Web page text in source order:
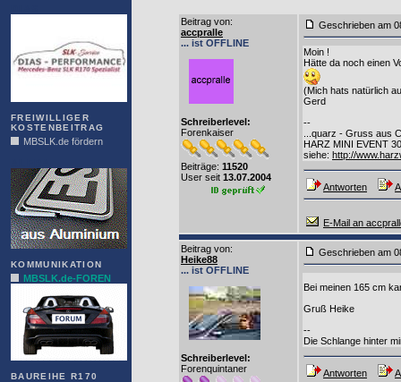
FREIWILLIGER
KOSTENBEITRAG
MBSLK.de fördern
KOMMUNIKATION
MBSLK.de-FOREN
BAUREIHE R170
Beitrag von:
accpralle
... ist OFFLINE
Schreiberlevel:
Forenkaiser
Beiträge: 11520
User seit 13.07.2004
Geschrieben am
Moin !
Hätte da noch einen
(Mich hats natürlich
Gerd
--
...quarz - Gruss aus
HARZ MINI EVENT
siehe: http://
Antworten
E-Mail an
Beitrag von:
Heike88
... ist OFFLINE
Schreiberlevel:
Forenquintaner
Geschrieben am
Bei meinen 165 cm
Gruß Heike
--
Die Schlange hinter
Antworten